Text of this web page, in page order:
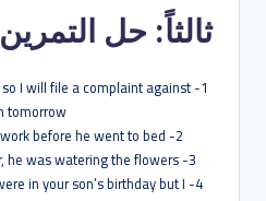
ثالثاً: حل
so I will file a complaint against
tomorrow.
2- He had done his homework before he went to bed.
3- When I saw the gardener, he was watering the flowers.
in your son’s birthday but I